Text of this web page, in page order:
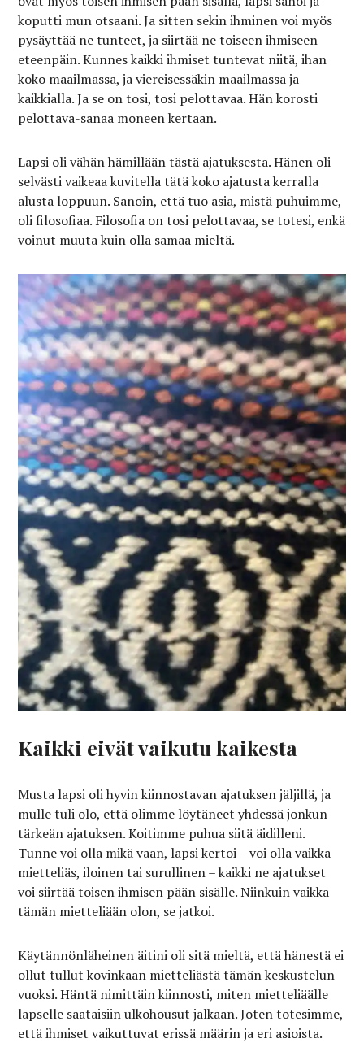
koputti mun otsaani. Ja sitten sekin ihminen voi myös
pysäyttää ne tunteet, ja siirtää ne toiseen ihmiseen
eteenpäin. Kunnes kaikki ihmiset tuntevat niitä, ihan
koko maailmassa, ja viereisessäkin maailmassa ja
kaikkialla. Ja se on tosi, tosi pelottavaa. Hän korosti
pelottava-sanaa moneen kertaan.
Lapsi oli vähän hämillään tästä ajatuksesta. Hänen oli
selvästi vaikeaa kuvitella tätä koko ajatusta kerralla
alusta loppuun. Sanoin, että tuo asia, mistä puhuimme,
oli filosofiaa. Filosofia on tosi pelottavaa, se totesi, enkä
voinut muuta kuin olla samaa mieltä.
Kaikki eivät vaikutu kaikesta
Musta lapsi oli hyvin kiinnostavan ajatuksen jäljillä, ja
mulle tuli olo, että olimme löytäneet yhdessä jonkun
tärkeän ajatuksen. Koitimme puhua siitä äidilleni.
Tunne voi olla mikä vaan, lapsi kertoi – voi olla vaikka
mietteliäs, iloinen tai surullinen – kaikki ne ajatukset
voi siirtää toisen ihmisen pään sisälle. Niinkuin vaikka
tämän mietteliään olon, se jatkoi.
Käytännönläheinen äitini oli sitä mieltä, että hänestä ei
ollut tullut kovinkaan mietteliästä tämän keskustelun
vuoksi. Häntä nimittäin kiinnosti, miten mietteliäälle
lapselle saataisiin ulkohousut jalkaan. Joten totesimme,
että ihmiset vaikuttuvat erissä määrin ja eri asioista.